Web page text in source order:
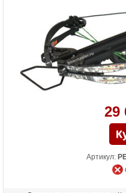
Назначение
Особенности
29
Артикул: